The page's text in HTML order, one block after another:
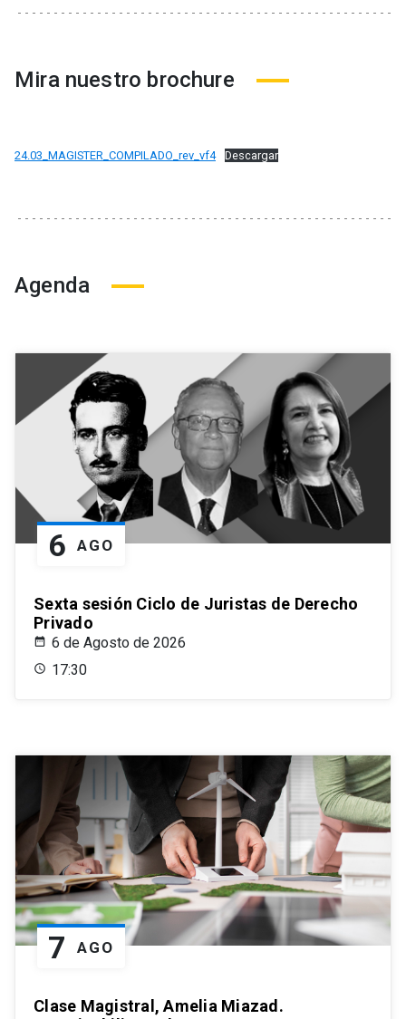
Mira nuestro brochure
24.03_MAGISTER_COMPILADO_rev_vf4 Descargar
Agenda
6 AGO
Sexta sesión Ciclo de Juristas de Derecho
Privado
6 de Agosto de 2026
17:30
7 AGO
Clase Magistral, Amelia Miazad.